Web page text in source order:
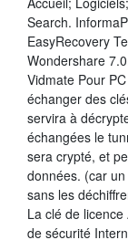
Search.
EasyRecovery
Wondershare
Vidmate Pour
échanger des
servira à
échangées le
sera crypté, et
données. (car
sans les
La clé de
de sécurité